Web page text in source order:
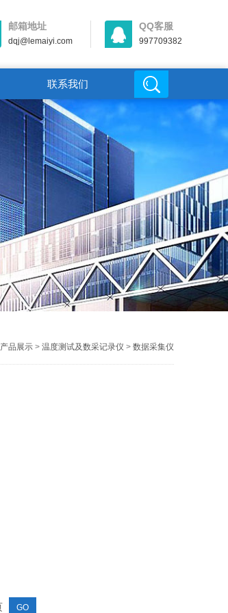
邮箱地址
dqj@lemaiyi.com
QQ客服
997709382
联系我们
产品展示> 温度测试及数采记录仪 > 数据采集仪